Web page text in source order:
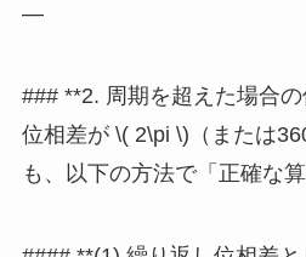
—
### **2. 周期を超えた場合
位相差が \( 2\pi \)（または
も、以下の方法で「正確な